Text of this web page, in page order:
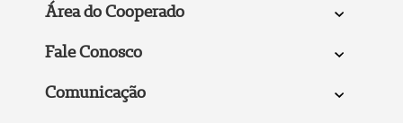
Área do Cooperado
Fale Conosco
Comunicação